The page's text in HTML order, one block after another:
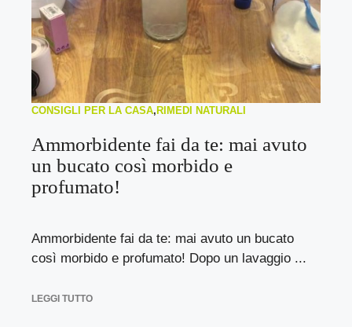
CONSIGLI PER LA CASA,RIMEDI NATURALI
Ammorbidente fai da te: mai avuto
un bucato così morbido e
profumato!
Ammorbidente fai da te: mai avuto un bucato
così morbido e profumato! Dopo un lavaggio ...
LEGGI TUTTO